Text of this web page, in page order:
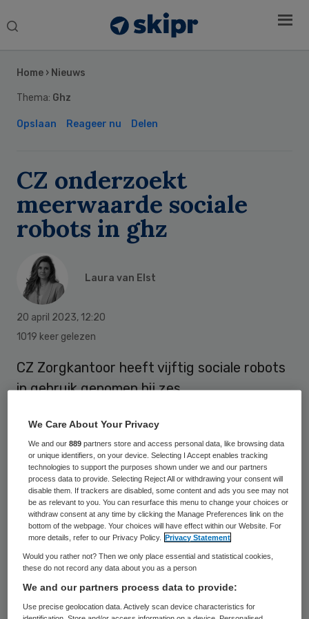
Search
Home › Nieuws
Thema: Ghz
Opslaan Reageer nu Delen
CZ onderzoekt
meerwaarde sociale
robots in ghz
Laura van Elst
20 april 2023, 12:20
1019 keer gelezen
CZ Zorgkantoor heeft vijftig sociale robots
in gebruik genomen bij zes
universiteit van Maastricht en de
Hogeschool onderzoeken de meerwaarde
van de inzet van de robot en de wijze van
opschalen.
De sociale robot kan de cliënt ondersteunen
bij de dagstructuur en hiervoor reminders
en signalen geven. De robot wordt speciaal
geprogrammeerd op de individuele
Sidebar
We Care About Your Privacy
We and our889 partners store and access personal data, like browsing data
or unique identifiers, on your device. Selecting I Accept enables tracking
technologies to support the purposes shown under we and our partners
process data to provide. Selecting Reject All or withdrawing your consent will
disable them. If trackers are disabled, some content and ads you see may not
be as relevant to you. You can resurface this menu to change your choices or
withdraw consent at any time by clicking the Manage Preferences link on the
bottom of the webpage. Your choices will have effect within our Website. For
more details, refer to our Privacy Policy.
Privacy Statement
Would you rather not? Then we only place essential and statistical cookies,
these do not record any data about you as a person
We and our partners process data to provide:
Use precise geolocation data. Actively scan device characteristics for